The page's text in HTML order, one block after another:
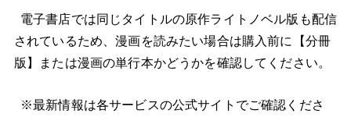
電子書店では同じタイトルの原作ライトノベル版も配信
されているため、漫画を読みたい場合は購入前に【分冊
版】または漫画の単行本かどうかを確認してください。
※最新情報は各サービスの公式サイトでご確認くださ